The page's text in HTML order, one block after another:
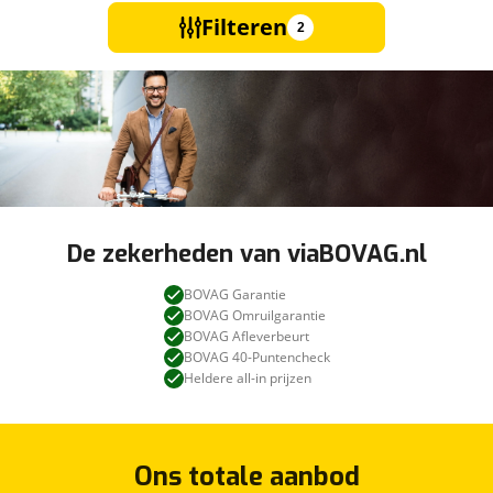
Filteren 2
De zekerheden van viaBOVAG.nl
BOVAG Garantie
BOVAG Omruilgarantie
BOVAG Afleverbeurt
BOVAG 40-Puntencheck
Heldere all-in prijzen
Ons totale aanbod